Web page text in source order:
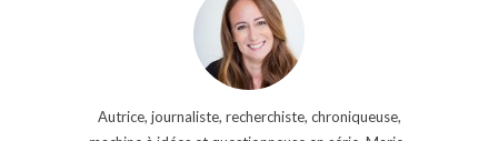
Autrice, journaliste, recherchiste, chroniqueuse,